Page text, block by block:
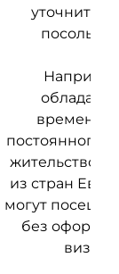
уточнить
постоянного
жительство в
из стран
могут
без
визы.